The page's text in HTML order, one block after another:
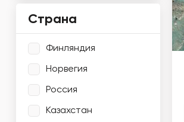
Страна
Финляндия
Норвегия
Россия
Казахстан